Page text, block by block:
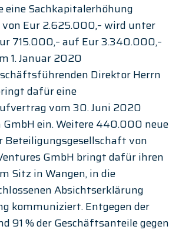
eine Sachkapitalerhöhung
von Eur 2.625.000,– wird unter
715.000,– auf Eur 3.340.000,–
1. Januar 2020
Direktor Herrn
dafür eine
vom 30. Juni 2020
ein. Weitere 440.000 neue
Beteiligungsgesellschaft von
GmbH bringt dafür ihren
Sitz in Wangen, in die
Absichtserklärung
kommuniziert. Entgegen der
91 % der Geschäftsanteile gegen